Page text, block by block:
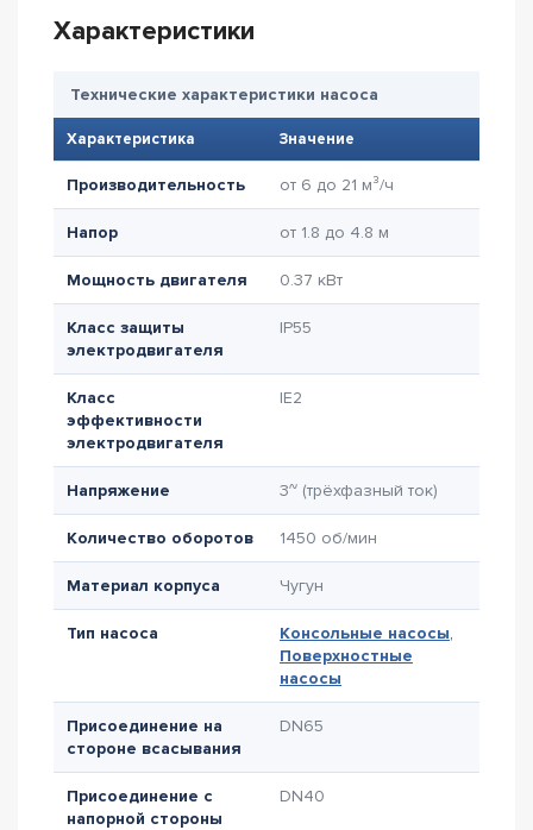
Характеристики
Технические характеристики насоса
Характеристика Значение
Производительность от 6 до 21 м³/ч
Напор от 1.8 до 4.8 м
Мощность двигателя 0.37 кВт
Класс защиты
электродвигателя
IP55
Класс
эффективности
электродвигателя
IE2
Напряжение 3~ (трёхфазный ток)
Количество оборотов 1450 об/мин
Материал корпуса Чугун
Тип насоса Консольные насосы,
Поверхностные
насосы
Присоединение на
стороне всасывания
DN65
Присоединение с
напорной стороны
DN40